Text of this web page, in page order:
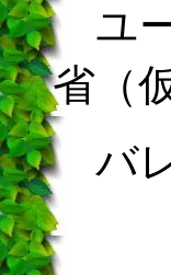
ユー
省（
バレ